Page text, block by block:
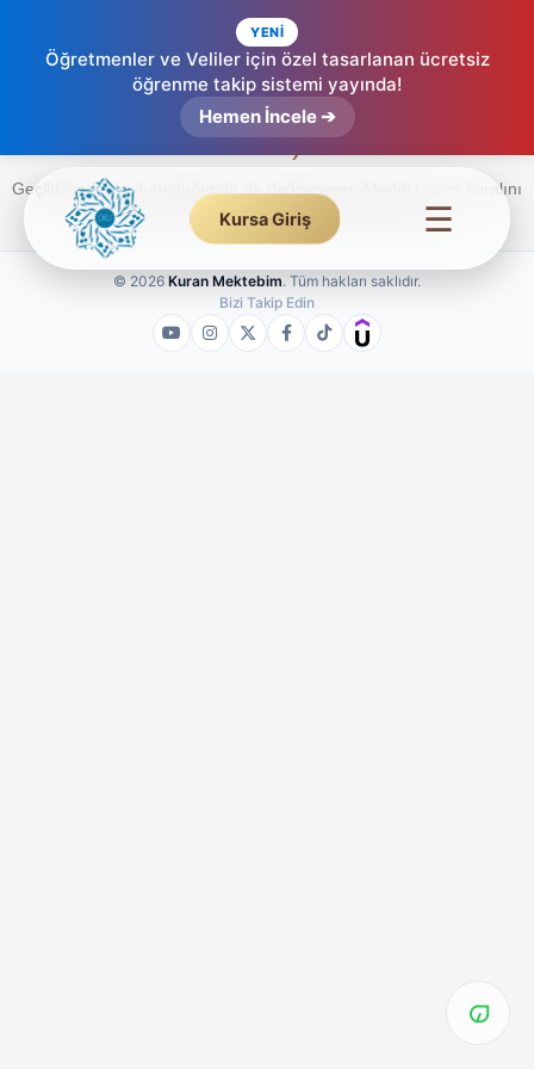
YENİ
Öğretmenler ve Veliler için özel tasarlanan ücretsiz
öğrenme takip sistemi yayında!
Hemen İncele ➔
Kursa Giriş ☰
Meddi Lazım – Etkileşimli Tecvid (13.
Ders)
Geçildiğinde de durulduğunda da değişmeyen Meddi Lazım kuralını
13. dersimizde 4 farklı çeşidiyle birlikte öğrenin.
© 2026 Kuran Mektebim. Tüm hakları saklıdır.
Bizi Takip Edin